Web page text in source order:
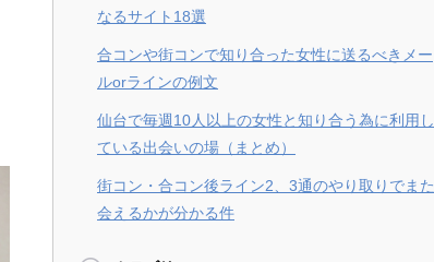
なるサイト18選
合コンや街コンで知り合った女性に送るべきメー
ルorラインの例文
仙台で毎週10人以上の女性と知り合う為に利用し
ている出会いの場（まとめ）
街コン・合コン後ライン2、3通のやり取りでまた
会えるかが分かる件